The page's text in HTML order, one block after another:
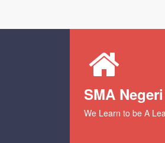
SMA
We Learn to be A